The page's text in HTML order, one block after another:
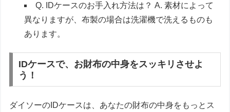
Q. IDケースのお手入れ方法は？ A. 素材によって
異なりますが、布製の場合は洗濯機で洗えるものも
あります。
IDケースで、お財布の中身をスッキリさせよ
う！
ダイソーのIDケースは、あなたの財布の中身をもっとス